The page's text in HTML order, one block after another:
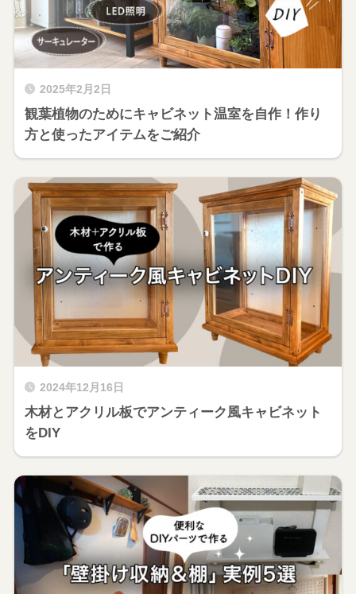
2025年2月2日
観葉植物のためにキャビネット温室を自作！作り
方と使ったアイテムをご紹介
2024年12月16日
木材とアクリル板でアンティーク風キャビネット
をDIY